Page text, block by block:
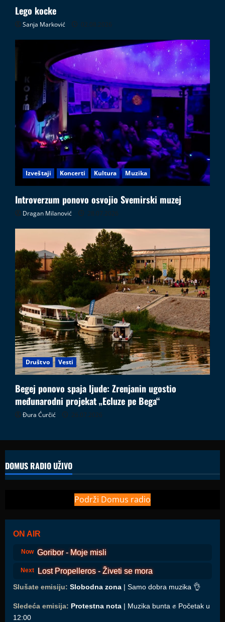
Lego kocke
Sanja Marković 02.08.2026
Izveštaji Koncerti Kultura Muzika
Introverzum ponovo osvojio Svemirski muzej
Dragan Milanović 28.07.2026
Društvo Vesti
Begej ponovo spaja ljude: Zrenjanin ugostio
međunarodni projekat „Ecluze pe Bega“
Đura Ćurčić 26.07.2026
DOMUS RADIO UŽIVO
Podrži Domus radio
ON AIR
Now Goribor - Moje misli
Next Lost Propelleros - Živeti se mora
Slušate emisiju: Slobodna zona | Samo dobra muzika 👌
Sledeća emisija: Protestna nota | Muzika bunta ✊ Početak u
12:00